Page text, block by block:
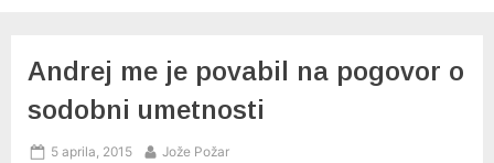
Andrej me je povabil na pogovor o
sodobni umetnosti
Posted
5 aprila, 2015 By
Jože Požar